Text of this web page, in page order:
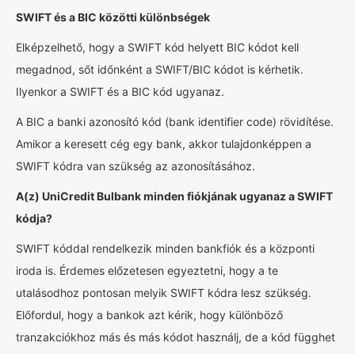
SWIFT és a BIC közötti különbségek
Elképzelhető, hogy a SWIFT kód helyett BIC kódot kell
megadnod, sőt időnként a SWIFT/BIC kódot is kérhetik.
Ilyenkor a SWIFT és a BIC kód ugyanaz.
A BIC a banki azonosító kód (bank identifier code) rövidítése.
Amikor a keresett cég egy bank, akkor tulajdonképpen a
SWIFT kódra van szükség az azonosításához.
A(z) UniCredit Bulbank minden fiókjának ugyanaz a SWIFT
kódja?
SWIFT kóddal rendelkezik minden bankfiók és a központi
iroda is. Érdemes előzetesen egyeztetni, hogy a te
utalásodhoz pontosan melyik SWIFT kódra lesz szükség.
Előfordul, hogy a bankok azt kérik, hogy különböző
tranzakciókhoz más és más kódot használj, de a kód függhet